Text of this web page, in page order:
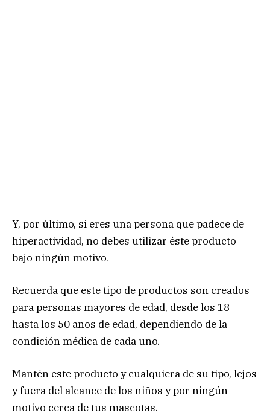
Y, por último, si eres una persona que padece de
hiperactividad, no debes utilizar éste producto
bajo ningún motivo.
Recuerda que este tipo de productos son creados
para personas mayores de edad, desde los 18
hasta los 50 años de edad, dependiendo de la
condición médica de cada uno.
Mantén este producto y cualquiera de su tipo, lejos
y fuera del alcance de los niños y por ningún
motivo cerca de tus mascotas.